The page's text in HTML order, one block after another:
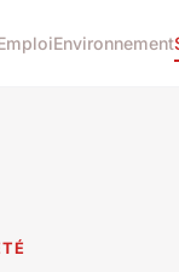
Environnement